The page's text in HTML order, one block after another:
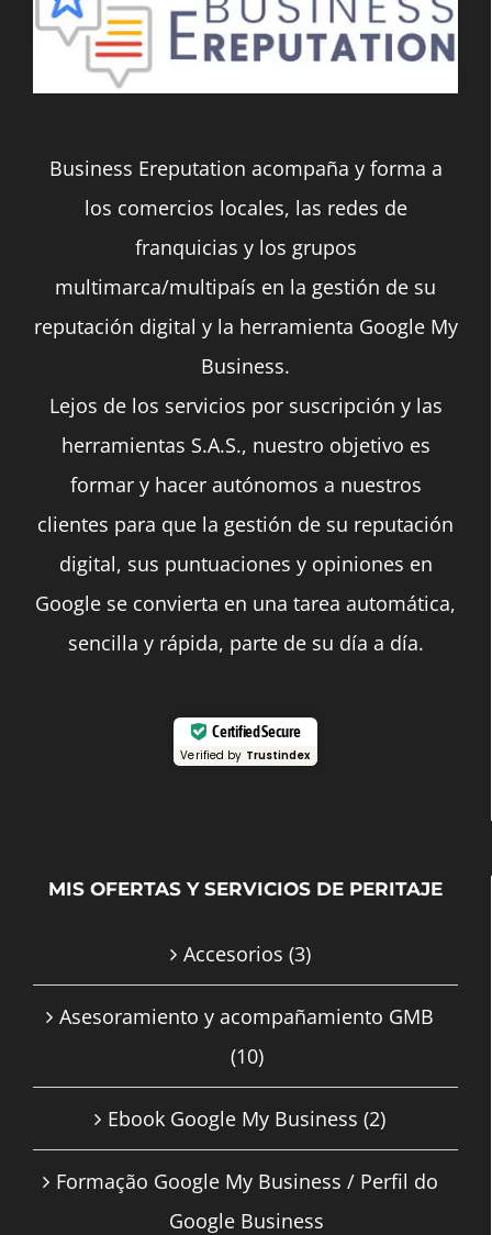
Las
opciones
elegir
en
la
página
de
producto
Business Ereputation acompaña y forma a
los comercios locales, las redes de
franquicias y los grupos
multimarca/multipaís en la gestión de su
reputación digital y la herramienta Google My
Business.
Lejos de los servicios por suscripción y las
herramientas S.A.S., nuestro objetivo es
formar y hacer autónomos a nuestros
clientes para que la gestión de su reputación
digital, sus puntuaciones y opiniones en
Google se convierta en una tarea automática,
sencilla y rápida, parte de su día a día.
Certified Secure
Verified by Trustindex
MIS OFERTAS Y SERVICIOS DE PERITAJE
Accesorios (3)
Asesoramiento y acompañamiento GMB
(10)
Ebook Google My Business (2)
Formação Google My Business / Perfil do
Google Business